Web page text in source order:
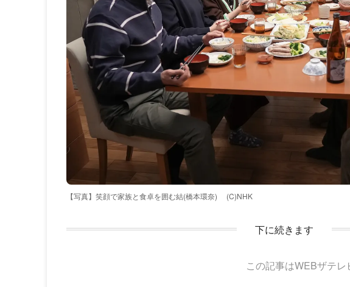
【写真】笑顔で家族と食卓を囲む結(橋本環奈) (C)NHK
下に続きます
この記事はWEBザテレ